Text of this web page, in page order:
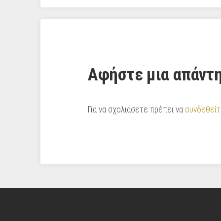
Αφήστε μια
Για να σχολιάσετε πρέπει να